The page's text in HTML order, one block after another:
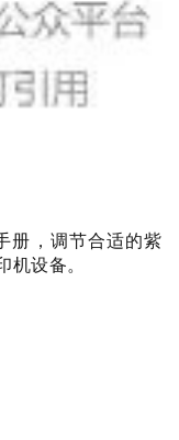
册，调节合适的紫
机设备。